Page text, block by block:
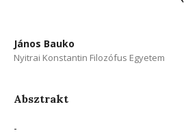
János Bauko
Nyitrai Konstantin Filozófus Egyetem
Absztrakt
-